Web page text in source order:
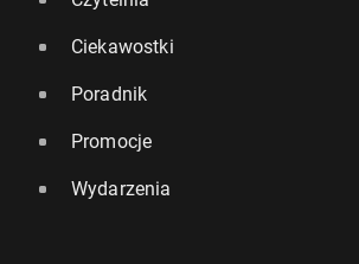
Ciekawostki
Poradnik
Promocje
Wydarzenia